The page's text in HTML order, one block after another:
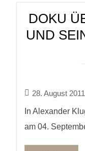
DOKU
UND
28. August 2011
In Alexander
am 04.